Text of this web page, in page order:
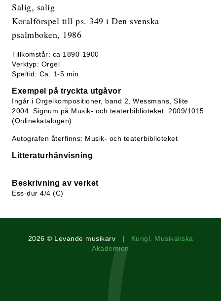
Salig, salig
Koralförspel till ps. 349 i Den svenska
psalmboken, 1986
Tillkomstår: ca 1890-1900
Verktyp: Orgel
Speltid: Ca. 1-5 min
Exempel på tryckta utgåvor
Ingår i Orgelkompositioner, band 2, Wessmans, Slite
2004. Signum på Musik- och teaterbiblioteket: 2009/1015
(Onlinekatalogen)
Autografen återfinns: Musik- och teaterbiblioteket
Litteraturhänvisning
Beskrivning av verket
Ess-dur 4/4 (C)
2026 © Levande musikarv | Kungl. Musikaliska
Akademien